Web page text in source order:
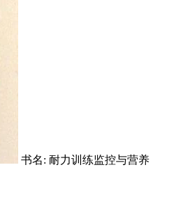
书名: 耐力训练监控与营养